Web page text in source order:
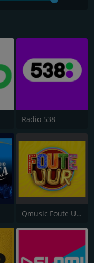
Radio 538
Qmusic Foute Uur